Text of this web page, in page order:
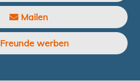
Mailen
Freunde werben